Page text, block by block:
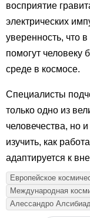
восприятие
электрических
уверенность, что
помогут человеку
среде в космосе.
Специалисты
только одно из
человечества, но
изучить, как
адаптируется к
Европейское
Международная
Алессандро